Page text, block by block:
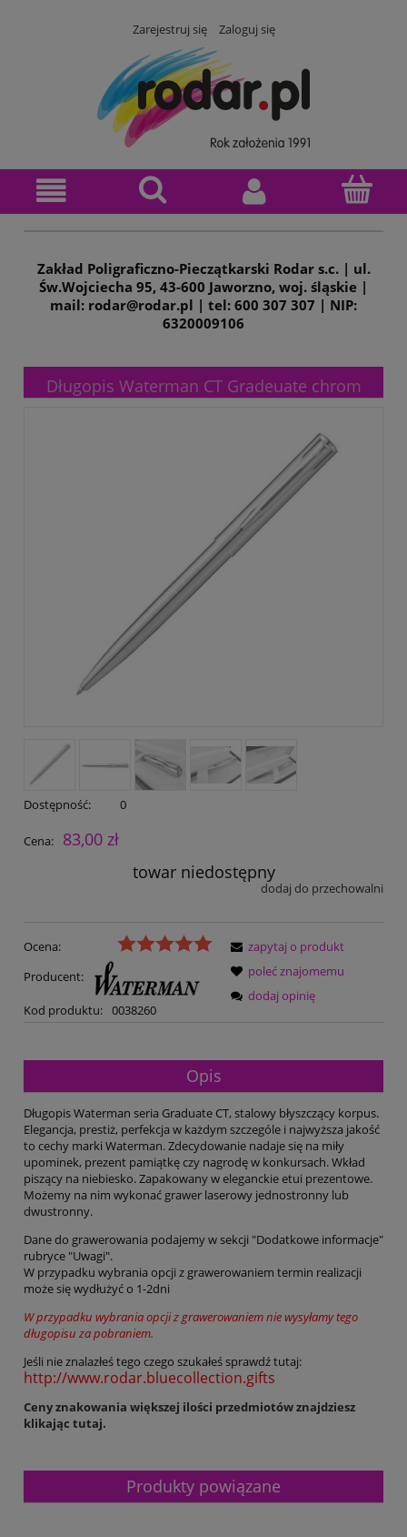
Zarejestruj się Zaloguj się
Zakład Poligraficzno-Pieczątkarski Rodar s.c. | ul.
Św.Wojciecha 95, 43-600 Jaworzno, woj. śląskie |
mail: rodar@rodar.pl | tel: 600 307 307 | NIP:
6320009106
Długopis Waterman CT Gradeuate chrom
Dostępność: 0
Cena:
83,00 zł
towar niedostępny
dodaj do przechowalni
Ocena:
Producent:
Kod produktu: 0038260
zapytaj o produkt
poleć znajomemu
dodaj opinię
Opis
Długopis Waterman seria Graduate CT, stalowy błyszczący korpus.
Elegancja, prestiż, perfekcja w każdym szczególe i najwyższa jakość
to cechy marki Waterman. Zdecydowanie nadaje się na miły
upominek, prezent pamiątkę czy nagrodę w konkursach. Wkład
piszący na niebiesko. Zapakowany w eleganckie etui prezentowe.
Możemy na nim wykonać grawer laserowy jednostronny lub
dwustronny.
Dane do grawerowania podajemy w sekcji "Dodatkowe informacje"
rubryce "Uwagi".
W przypadku wybrania opcji z grawerowaniem termin realizacji
może się wydłużyć o 1-2dni
W przypadku wybrania opcji z grawerowaniem nie wysyłamy tego
długopisu za pobraniem.
Jeśli nie znalazłeś tego czego szukałeś sprawdź tutaj:
http://www.rodar.bluecollection.gifts
Ceny znakowania większej ilości przedmiotów znajdziesz
klikając tutaj.
Produkty powiązane